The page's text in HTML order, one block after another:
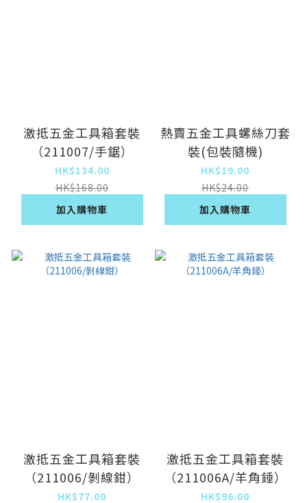
激抵五金工具箱套裝
（211007/手鋸）
HK$134.00
HK$168.00
加入購物車
熱賣五金工具螺絲刀套
裝(包裝隨機)
HK$19.00
HK$24.00
加入購物車
激抵五金工具箱套裝
（211006/剝線鉗）
HK$77.00
激抵五金工具箱套裝
（211006A/羊角錘）
HK$96.00